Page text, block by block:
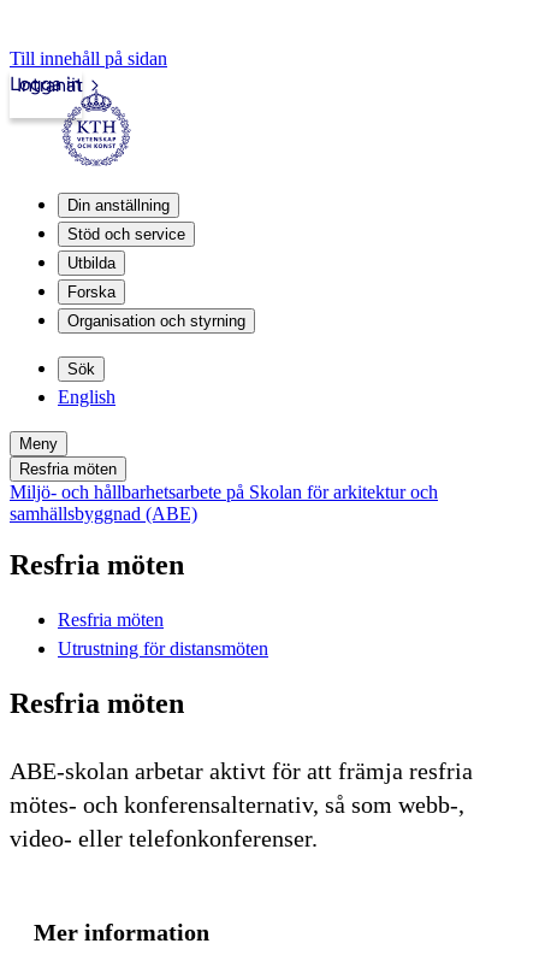
Till innehåll på sidan
Intranät
Logga in
Din anställning
Stöd och service
Utbilda
Forska
Organisation och styrning
Sök
English
Meny
Resfria möten
Miljö- och hållbarhetsarbete på Skolan för arkitektur och
samhällsbyggnad (ABE)
Resfria möten
Resfria möten
Utrustning för distansmöten
Resfria möten
ABE-skolan arbetar aktivt för att främja resfria
mötes- och konferensalternativ, så som webb-,
video- eller telefonkonferenser.
Mer information